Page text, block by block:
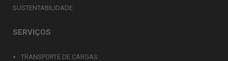
SUSTENTABILIDADE
SERVIÇOS
TRANSPORTE DE CARGAS